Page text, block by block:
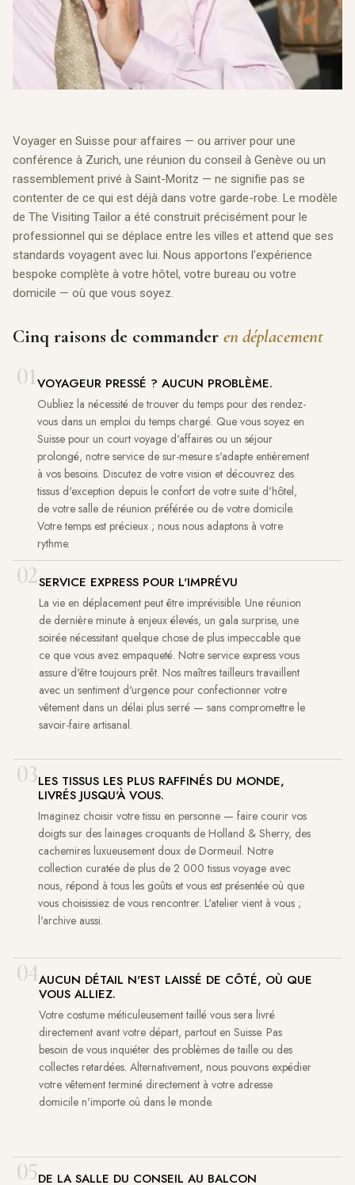
Voyager en Suisse pour affaires — ou arriver pour une
conférence à Zurich, une réunion du conseil à Genève ou un
rassemblement privé à Saint-Moritz — ne signifie pas se
contenter de ce qui est déjà dans votre garde-robe. Le modèle
de The Visiting Tailor a été construit précisément pour le
professionnel qui se déplace entre les villes et attend que ses
standards voyagent avec lui. Nous apportons l’expérience
bespoke complète à votre hôtel, votre bureau ou votre
domicile — où que vous soyez.
Cinq raisons de commander en déplacement
01VOYAGEUR PRESSÉ ? AUCUN PROBLÈME.
Oubliez la nécessité de trouver du temps pour des rendez-
vous dans un emploi du temps chargé. Que vous soyez en
Suisse pour un court voyage d'affaires ou un séjour
prolongé, notre service de sur-mesure s'adapte entièrement
à vos besoins. Discutez de votre vision et découvrez des
tissus d'exception depuis le confort de votre suite d'hôtel,
de votre salle de réunion préférée ou de votre domicile.
Votre temps est précieux ; nous nous adaptons à votre
rythme.
02SERVICE EXPRESS POUR L'IMPRÉVU
La vie en déplacement peut être imprévisible. Une réunion
de dernière minute à enjeux élevés, un gala surprise, une
soirée nécessitant quelque chose de plus impeccable que
ce que vous avez empaqueté. Notre service express vous
assure d'être toujours prêt. Nos maîtres tailleurs travaillent
avec un sentiment d'urgence pour confectionner votre
vêtement dans un délai plus serré — sans compromettre le
savoir-faire artisanal.
03LES TISSUS LES PLUS RAFFINÉS DU MONDE,
LIVRÉS JUSQU'À VOUS.
Imaginez choisir votre tissu en personne — faire courir vos
doigts sur des lainages croquants de Holland & Sherry, des
cachemires luxueusement doux de Dormeuil. Notre
collection curatée de plus de 2 000 tissus voyage avec
nous, répond à tous les goûts et vous est présentée où que
vous choisissiez de vous rencontrer. L'atelier vient à vous ;
l'archive aussi.
04AUCUN DÉTAIL N'EST LAISSÉ DE CÔTÉ, OÙ QUE
VOUS ALLIEZ.
Votre costume méticuleusement taillé vous sera livré
directement avant votre départ, partout en Suisse. Pas
besoin de vous inquiéter des problèmes de taille ou des
collectes retardées. Alternativement, nous pouvons expédier
votre vêtement terminé directement à votre adresse
domicile n'importe où dans le monde.
05DE LA SALLE DU CONSEIL AU BALCON